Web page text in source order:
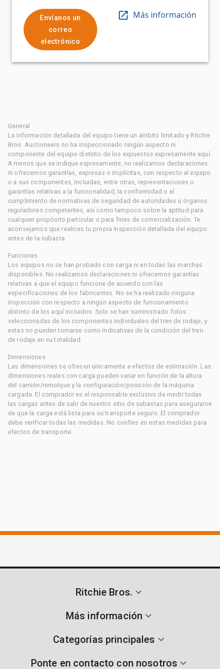
Envíanos un
correo
electrónico
Más información
General
La información detallada del equipo tiene un ámbito limitado y Ritchie
Bros. Auctioneers no ha inspeccionado ningún aspecto ni
componente del equipo distinto de los expuestos expresamente aquí.
A menos que se indique expresamente, no realizamos declaraciones
ni ofrecemos garantías, expresas o implícitas, con respecto al equipo
o a sus componentes, incluidas, entre otras, representaciones o
garantías relativas a la funcionalidad, la conformidad o el
cumplimiento de normativas de seguridad de autoridades u órganos
reguladores competentes, así como tampoco sobre la aptitud para
cualquier propósito particular o para fines de comercialización. Te
aconsejamos que realices tu propia inspección detallada del equipo
antes de la subasta.
Funciones
Los equipos no se han probado con carga ni en todas las marchas
disponibles. No realizamos declaraciones ni ofrecemos garantías
relativas a que el equipo funcione de acuerdo con las
especificaciones de los fabricantes. No se ha realizado ninguna
inspección con respecto a ningún aspecto de funcionamiento
distinto de los aquí incluidos. Solo se han suministrado fotos
seleccionadas de los componentes individuales del tren de rodaje, y
estas no pueden tomarse como indicativas de la condición del tren
de rodaje en su totalidad.
Dimensiones
Las dimensiones se ofrecen únicamente a efectos de estimación. Las
dimensiones reales con carga pueden variar en función de la altura
del camión/remolque y la configuración/posición de la máquina
cargada. El comprador es el responsable exclusivo de medir todas
las cargas antes de salir de nuestro sitio de subastas para asegurarse
de que la carga está lista para su transporte seguro. El comprador
debe verificar todas las medidas. No confíes en estas medidas para
efectos de transporte.
Ritchie Bros.
Más información
Categorías principales
Ponte en contacto con nosotros